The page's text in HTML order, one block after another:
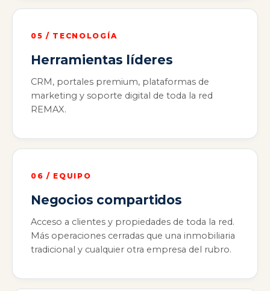
05 / TECNOLOGÍA
Herramientas líderes
CRM, portales premium, plataformas de
marketing y soporte digital de toda la red
REMAX.
06 / EQUIPO
Negocios compartidos
Acceso a clientes y propiedades de toda la red.
Más operaciones cerradas que una inmobiliaria
tradicional y cualquier otra empresa del rubro.